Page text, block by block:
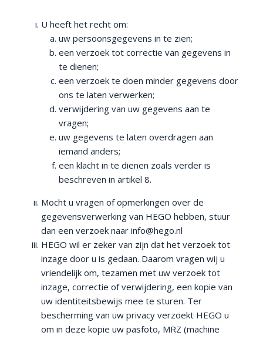
U heeft het recht om:
uw persoonsgegevens in te zien;
een verzoek tot correctie van gegevens in
te dienen;
een verzoek te doen minder gegevens door
ons te laten verwerken;
verwijdering van uw gegevens aan te
vragen;
uw gegevens te laten overdragen aan
iemand anders;
een klacht in te dienen zoals verder is
beschreven in artikel 8.
Mocht u vragen of opmerkingen over de
gegevensverwerking van HEGO hebben, stuur
dan een verzoek naar info@hego.nl
HEGO wil er zeker van zijn dat het verzoek tot
inzage door u is gedaan. Daarom vragen wij u
vriendelijk om, tezamen met uw verzoek tot
inzage, correctie of verwijdering, een kopie van
uw identiteitsbewijs mee te sturen. Ter
bescherming van uw privacy verzoekt HEGO u
om in deze kopie uw pasfoto, MRZ (machine